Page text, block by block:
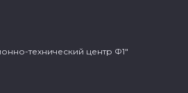
технический центр Ф1"